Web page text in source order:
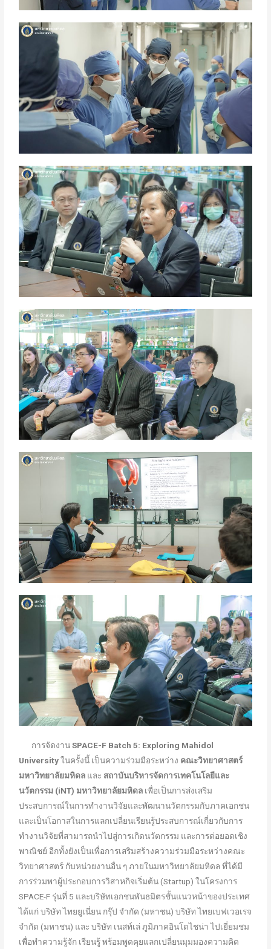
การจัดงานSPACE-F Batch 5: Exploring Mahidol
Universityในครั้งนี้ เป็นความร่วมมือระหว่าง คณะวิทยาศาสตร์
มหาวิทยาลัยมหิดล และ สถาบันบริหารจัดการเทคโนโลยีและ
นวัตกรรม (iNT) มหาวิทยาลัยมหิดล เพื่อเป็นการส่งเสริม
ประสบการณ์ในการทำงานวิจัยและพัฒนานวัตกรรมกับภาคเอกชน
และเป็นโอกาสในการแลกเปลี่ยนเรียนรู้ประสบการณ์เกี่ยวกับการ
ทำงานวิจัยที่สามารถนำไปสู่การเกิดนวัตกรรม และการต่อยอดเชิง
พาณิชย์ อีกทั้งยังเป็นเพื่อการเสริมสร้างความร่วมมือระหว่างคณะ
วิทยาศาสตร์ กับหน่วยงานอื่น ๆ ภายในมหาวิทยาลัยมหิดล ที่ได้มี
การร่วมพาผู้ประกอบการวิสาหกิจเริ่มต้น (Startup) ในโครงการ
SPACE-F รุ่นที่ 5 และบริษัทเอกชนพันธมิตรชั้นแนวหน้าของประเทศ
ได้แก่ บริษัท ไทยยูเนี่ยน กรุ๊ป จำกัด (มหาชน) บริษัท ไทยเบฟเวอเรจ
จำกัด (มหาชน) และ บริษัท เนสท์เล่ ภูมิภาคอินโดไชน่า ไปเยี่ยมชม
เพื่อทำความรู้จัก เรียนรู้ พร้อมพูดคุยแลกเปลี่ยนมุมมองความคิด